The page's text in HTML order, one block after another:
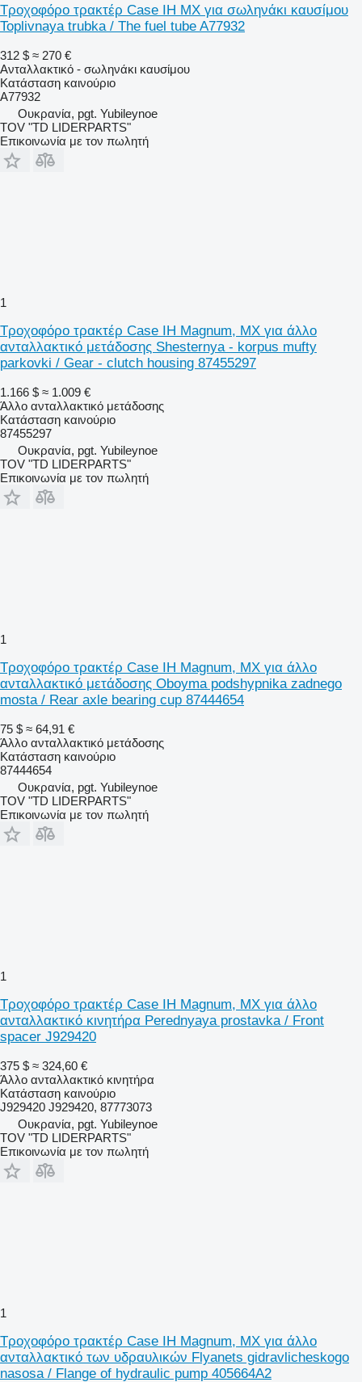
Τροχοφόρο τρακτέρ Case IH MX για σωληνάκι καυσίμου
Toplivnaya trubka / The fuel tube A77932
312 $ ≈ 270 €
Ανταλλακτικό - σωληνάκι καυσίμου
Κατάσταση καινούριο
A77932
Ουκρανία, pgt. Yubileynoe
TOV "TD LIDERPARTS"
Επικοινωνία με τον πωλητή
1
Τροχοφόρο τρακτέρ Case IH Magnum, MX για άλλο
ανταλλακτικό μετάδοσης Shesternya - korpus mufty
parkovki / Gear - clutch housing 87455297
1.166 $ ≈ 1.009 €
Άλλο ανταλλακτικό μετάδοσης
Κατάσταση καινούριο
87455297
Ουκρανία, pgt. Yubileynoe
TOV "TD LIDERPARTS"
Επικοινωνία με τον πωλητή
1
Τροχοφόρο τρακτέρ Case IH Magnum, MX για άλλο
ανταλλακτικό μετάδοσης Oboyma podshypnika zadnego
mosta / Rear axle bearing cup 87444654
75 $ ≈ 64,91 €
Άλλο ανταλλακτικό μετάδοσης
Κατάσταση καινούριο
87444654
Ουκρανία, pgt. Yubileynoe
TOV "TD LIDERPARTS"
Επικοινωνία με τον πωλητή
1
Τροχοφόρο τρακτέρ Case IH Magnum, MX για άλλο
ανταλλακτικό κινητήρα Perednyaya prostavka / Front
spacer J929420
375 $ ≈ 324,60 €
Άλλο ανταλλακτικό κινητήρα
Κατάσταση καινούριο
J929420 J929420, 87773073
Ουκρανία, pgt. Yubileynoe
TOV "TD LIDERPARTS"
Επικοινωνία με τον πωλητή
1
Τροχοφόρο τρακτέρ Case IH Magnum, MX για άλλο
ανταλλακτικό των υδραυλικών Flyanets gidravlicheskogo
nasosa / Flange of hydraulic pump 405664A2